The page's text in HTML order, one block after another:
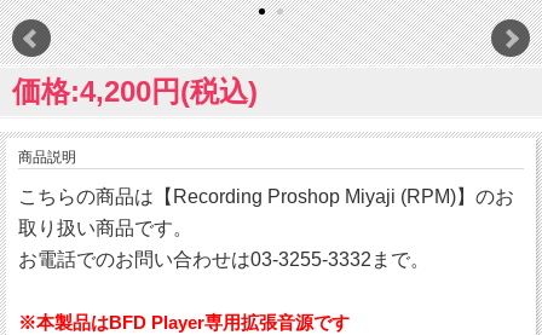
価格:4,200円(税込)
商品説明
こちらの商品は【Recording Proshop Miyaji (RPM)】のお
取り扱い商品です。
お電話でのお問い合わせは03-3255-3332まで。
※本製品はBFD Player専用拡張音源です